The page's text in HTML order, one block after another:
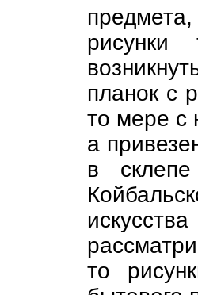
рисунки
планок с
то мере с
а
в
то